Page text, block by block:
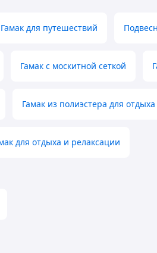
Гамак для путешествий
Гамак с москитной сеткой
Гамак из полиэстера для отдыха
для отдыха и релаксации